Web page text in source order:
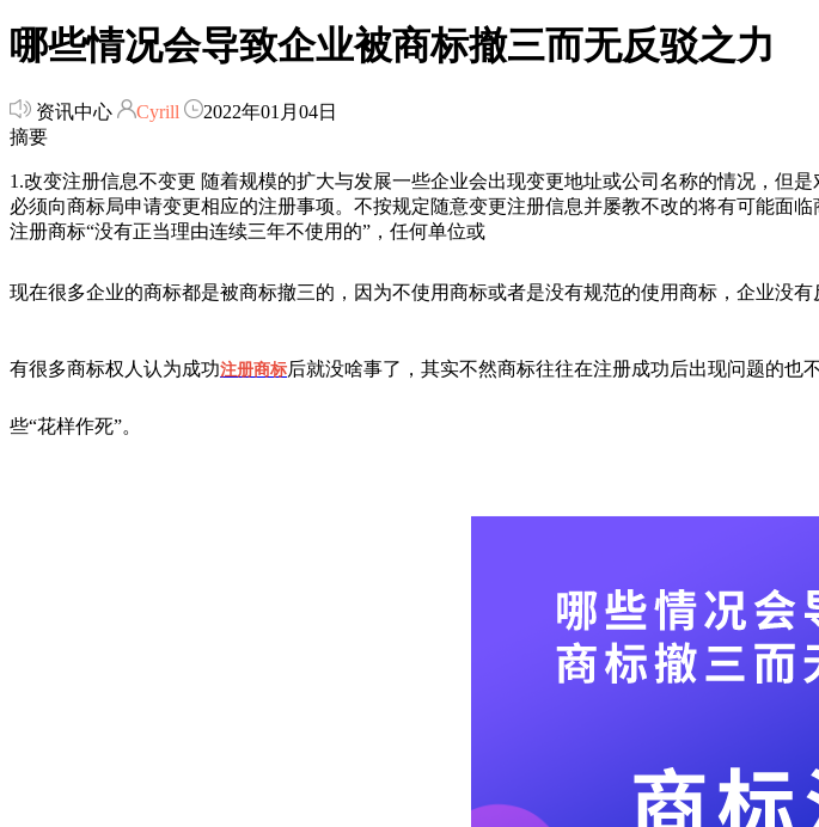
哪些情况会导致企业被商标撤三而无反驳之力
资讯中心 Cyrill
2022年01月04日
摘要
1.改变注册信息不变更 随着规模的扩大与发展一些企业会出现变更地址或公司名称的情况，但
必须向商标局申请变更相应的注册事项。不按规定随意变更注册信息并屡教不改的将有可能面
注册商标“没有正当理由连续三年不使用的”，任何单位或
现在很多企业的商标都是被商标撤三的，因为不使用商标或者是没有规范的使用商标，企业没
有很多商标权人认为成功注册商标后就没啥事了，其实不然商标往往在注册成功后出现问题的
些“花样作死”。